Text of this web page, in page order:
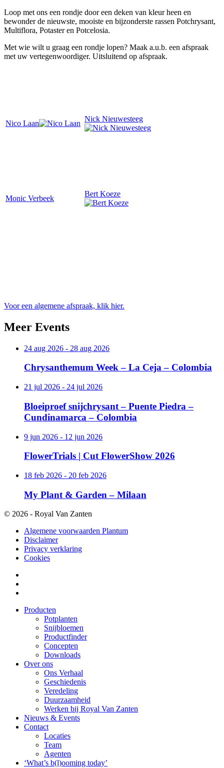
Loop met ons een rondje door een deken van kleur heen en
bewonder de nieuwste, mooiste en bijzonderste rassen Potchrysant,
Multiflora, Potaster en Potcelosia.
Met wie wilt u graag een rondje lopen? Maak a.u.b. een afspraak
met uw vertegenwoordiger. Uitsluitend op afspraak.
Nico Laan
Nick Nieuwesteeg
Monic Verbeek
Bert Koeze
Voor een algemene afspraak, klik hier.
Meer Events
24 aug 2026 - 28 aug 2026
Chrysanthemum Week – La Ceja – Colombia
21 jul 2026 - 24 jul 2026
Bloeiproef snijchrysant – Puente Piedra –
Cundinamarca – Colombia
9 jun 2026 - 12 jun 2026
FlowerTrials | Cut FlowerShow 2026
18 feb 2026 - 20 feb 2026
My Plant & Garden – Milaan
© 2026 - Royal Van Zanten
Algemene voorwaarden Plantum
Disclaimer
Privacy verklaring
Cookies
Producten
Potplanten
Snijbloemen
Productfinder
Concepten
Downloads
Over ons
Ons Verhaal
Geschiedenis
Veredeling
Duurzaamheid
Werken bij Royal Van Zanten
Nieuws & Events
Contact
Locaties
Team
Agenten
‘What’s b(l)ooming today’